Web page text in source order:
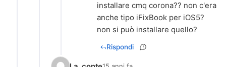
installare cmq corona?? non c'era
anche tipo iFixBook per iOS5?
non si può installare quello?
Rispondi